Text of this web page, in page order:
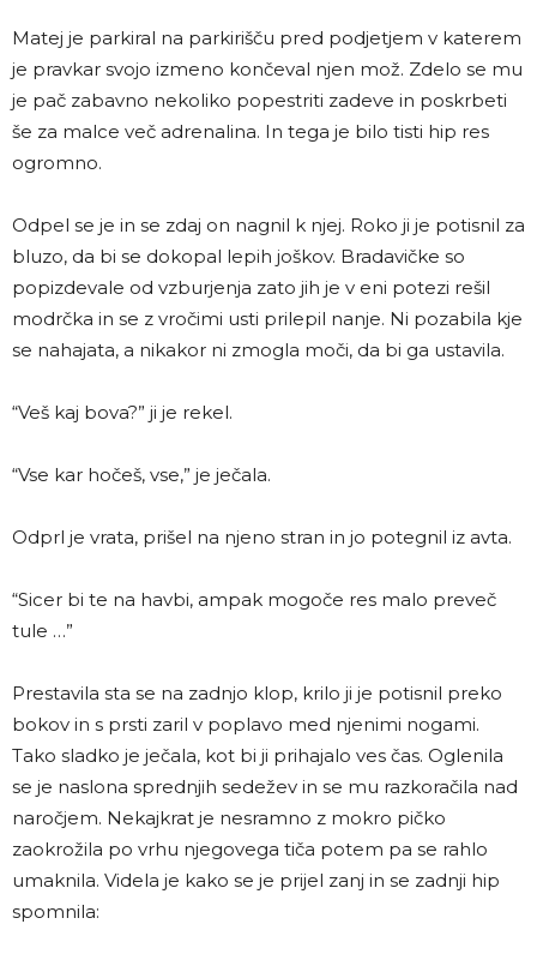
Matej je parkiral na parkirišču pred podjetjem v katerem
je pravkar svojo izmeno končeval njen mož. Zdelo se mu
je pač zabavno nekoliko popestriti zadeve in poskrbeti
še za malce več adrenalina. In tega je bilo tisti hip res
ogromno.
Odpel se je in se zdaj on nagnil k njej. Roko ji je potisnil za
bluzo, da bi se dokopal lepih joškov. Bradavičke so
popizdevale od vzburjenja zato jih je v eni potezi rešil
modrčka in se z vročimi usti prilepil nanje. Ni pozabila kje
se nahajata, a nikakor ni zmogla moči, da bi ga ustavila.
“Veš kaj bova?” ji je rekel.
“Vse kar hočeš, vse,” je ječala.
Odprl je vrata, prišel na njeno stran in jo potegnil iz avta.
“Sicer bi te na havbi, ampak mogoče res malo preveč
tule …”
Prestavila sta se na zadnjo klop, krilo ji je potisnil preko
bokov in s prsti zaril v poplavo med njenimi nogami.
Tako sladko je ječala, kot bi ji prihajalo ves čas. Oglenila
se je naslona sprednjih sedežev in se mu razkoračila nad
naročjem. Nekajkrat je nesramno z mokro pičko
zaokrožila po vrhu njegovega tiča potem pa se rahlo
umaknila. Videla je kako se je prijel zanj in se zadnji hip
spomnila: